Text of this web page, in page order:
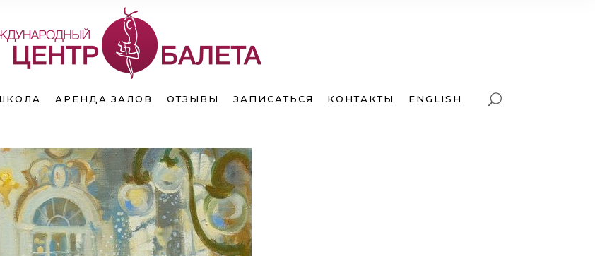
Расписание
Запись в группу
Стоимость
АРЕНДА ЗАЛОВ ОТЗЫВЫ ЗАПИСАТЬСЯ КОНТАКТЫ ENGLISH
Расписание
Запись в группу